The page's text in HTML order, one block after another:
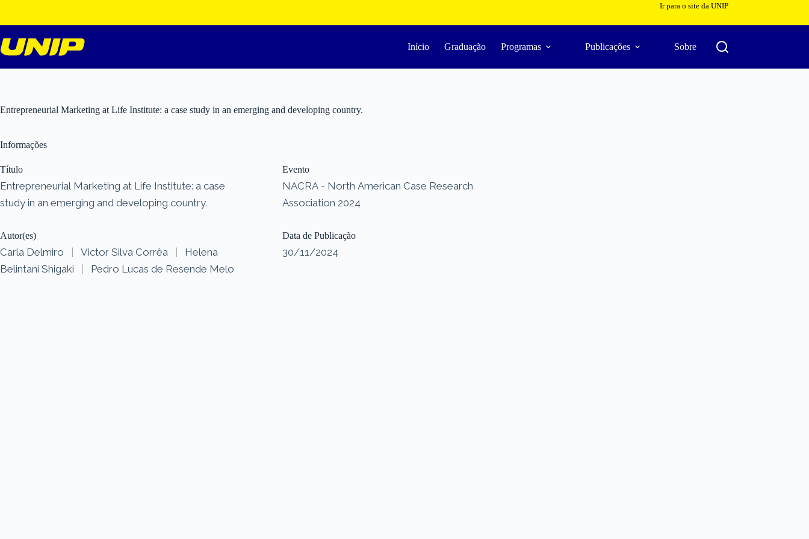
o
conteúdo
Ir para o site da UNIP
Início Graduação Programas Publicações Sobre
Entrepreneurial Marketing at Life Institute: a case study in an emerging and developing country.
Informações
Título
Entrepreneurial Marketing at Life Institute: a case
study in an emerging and developing country.
Autor(es)
Carla Delmiro | Victor Silva Corrêa |
Helena
Belintani Shigaki
| Pedro Lucas de Resende Melo
Evento
NACRA - North American Case Research
Association 2024
Data de Publicação
30/11/2024